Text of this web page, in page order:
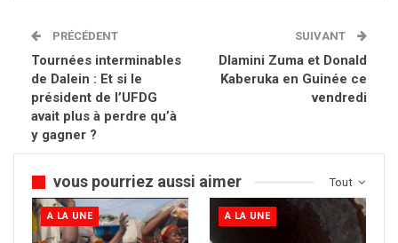
PRÉCÉDENT
Tournées interminables
de Dalein : Et si le
président de l’UFDG
avait plus à perdre qu’à
y gagner ?
SUIVANT
Dlamini Zuma et Donald
Kaberuka en Guinée ce
vendredi
Tout
vous pourriez aussi aimer
A LA UNE A LA UNE